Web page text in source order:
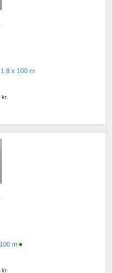
x 100 m
kr
m
kr